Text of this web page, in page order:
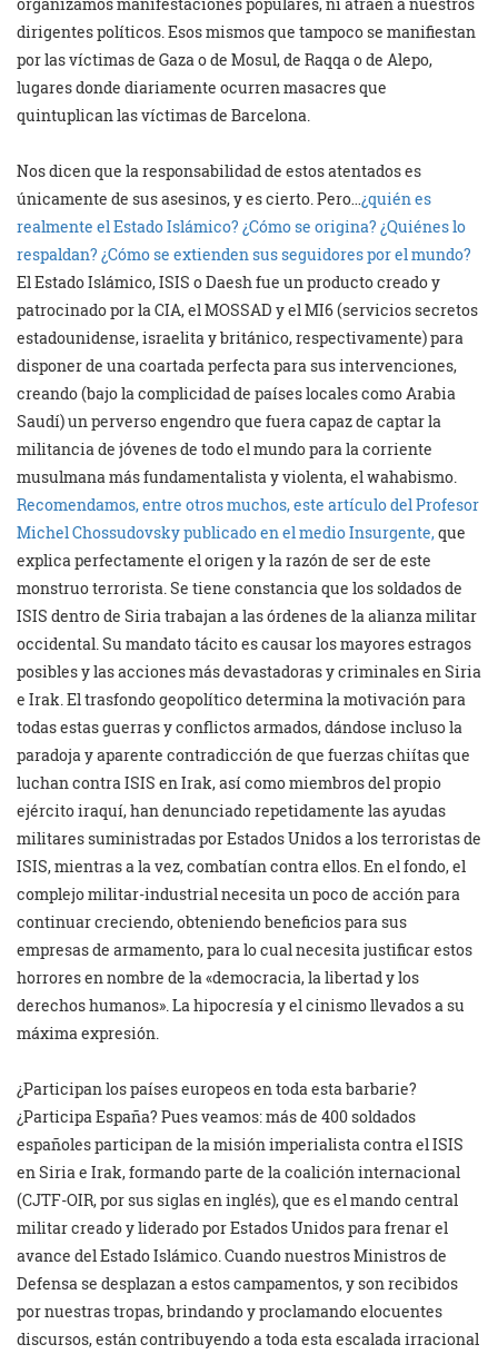
dirigentes políticos. Esos mismos que tampoco se manifiestan
por las víctimas de Gaza o de Mosul, de Raqqa o de Alepo,
lugares donde diariamente ocurren masacres que
quintuplican las víctimas de Barcelona.
Nos dicen que la responsabilidad de estos atentados es
únicamente de sus asesinos, y es cierto. Pero…¿quién es
realmente el Estado Islámico? ¿Cómo se origina? ¿Quiénes lo
respaldan? ¿Cómo se extienden sus seguidores por el mundo?
El Estado Islámico, ISIS o Daesh fue un producto creado y
patrocinado por la CIA, el MOSSAD y el MI6 (servicios secretos
estadounidense, israelita y británico, respectivamente) para
disponer de una coartada perfecta para sus intervenciones,
creando (bajo la complicidad de países locales como Arabia
Saudí) un perverso engendro que fuera capaz de captar la
militancia de jóvenes de todo el mundo para la corriente
musulmana más fundamentalista y violenta, el wahabismo.
Recomendamos, entre otros muchos, este artículo del Profesor
Michel Chossudovsky publicado en el medio Insurgente,que
explica perfectamente el origen y la razón de ser de este
monstruo terrorista. Se tiene constancia que los soldados de
ISIS dentro de Siria trabajan a las órdenes de la alianza militar
occidental. Su mandato tácito es causar los mayores estragos
posibles y las acciones más devastadoras y criminales en Siria
e Irak. El trasfondo geopolítico determina la motivación para
todas estas guerras y conflictos armados, dándose incluso la
paradoja y aparente contradicción de que fuerzas chiítas que
luchan contra ISIS en Irak, así como miembros del propio
ejército iraquí, han denunciado repetidamente las ayudas
militares suministradas por Estados Unidos a los terroristas de
ISIS, mientras a la vez, combatían contra ellos. En el fondo, el
complejo militar-industrial necesita un poco de acción para
continuar creciendo, obteniendo beneficios para sus
empresas de armamento, para lo cual necesita justificar estos
horrores en nombre de la «democracia, la libertad y los
derechos humanos». La hipocresía y el cinismo llevados a su
máxima expresión.
¿Participan los países europeos en toda esta barbarie?
¿Participa España? Pues veamos: más de 400 soldados
españoles participan de la misión imperialista contra el ISIS
en Siria e Irak, formando parte de la coalición internacional
(CJTF-OIR, por sus siglas en inglés), que es el mando central
militar creado y liderado por Estados Unidos para frenar el
avance del Estado Islámico. Cuando nuestros Ministros de
Defensa se desplazan a estos campamentos, y son recibidos
por nuestras tropas, brindando y proclamando elocuentes
discursos, están contribuyendo a toda esta escalada irracional